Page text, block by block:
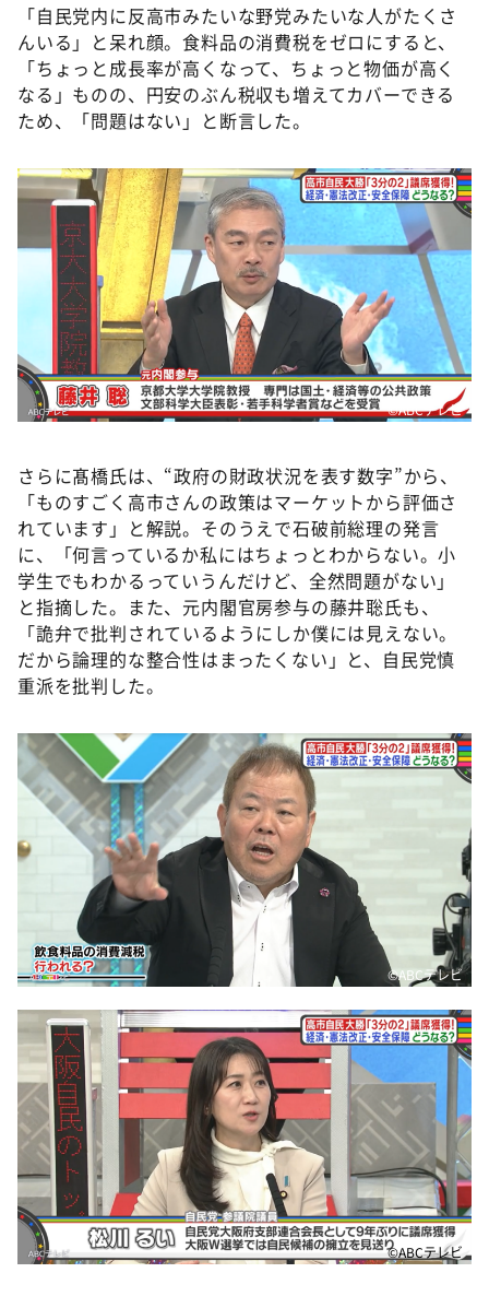
「自民党内に反高市みたいな野党みたいな人がたくさ
んいる」と呆れ顔。食料品の消費税をゼロにすると、
「ちょっと成長率が高くなって、ちょっと物価が高く
なる」ものの、円安のぶん税収も増えてカバーできる
ため、「問題はない」と断言した。
©ABCテレビ
さらに髙橋氏は、“政府の財政状況を表す数字”から、
「ものすごく高市さんの政策はマーケットから評価さ
れています」と解説。そのうえで石破前総理の発言
に、「何言っているか私にはちょっとわからない。小
学生でもわかるっていうんだけど、全然問題がない」
と指摘した。また、元内閣官房参与の藤井聡氏も、
「詭弁で批判されているようにしか僕には見えない。
だから論理的な整合性はまったくない」と、自民党慎
重派を批判した。
©ABCテレビ
©ABCテレビ